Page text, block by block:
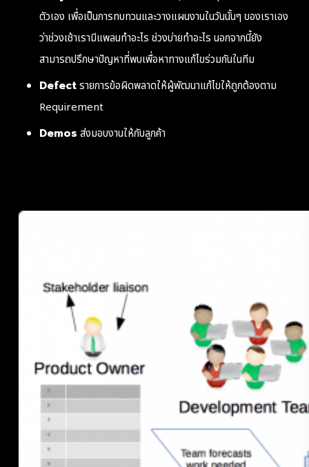
ตัวเอง เพื่อเป็นการทบทวนและวางแผนงานในวันนั้นๆ ของเราเอง
ว่าช่วงเช้าเรามีแพลนทำอะไร ช่วงบ่ายทำอะไร นอกจากนี้ยัง
สามารถปรึกษาปัญหาที่พบเพื่อหาทางแก้ไขร่วมกันในทีม
Defectรายการข้อผิดพลาดให้ผู้พัฒนาแก้ไขให้ถูกต้องตาม
Requirement
Demos ส่งมอบงานให้กับลูกค้า